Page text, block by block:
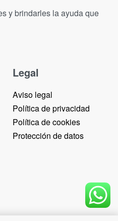
y brindarles la ayuda que
Legal
Aviso legal
Política de privacidad
Política de cookies
Protección de datos